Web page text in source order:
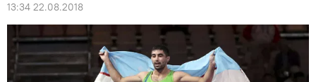
13:34 22.08.2018